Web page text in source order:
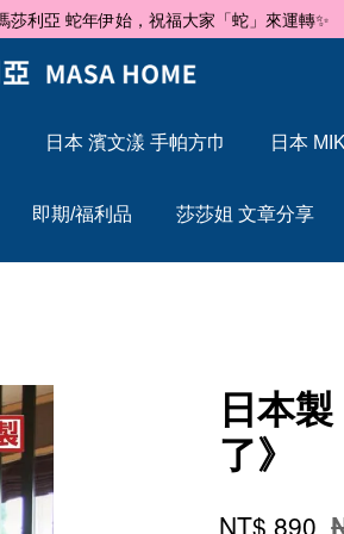
莎利亞 蛇年伊始，祝福大家「蛇」來運轉✨
日本 濱文漾 手帕方巾 日本
即期/福利品 莎莎姐 文章分享
日本
了》
NT$ 890
目前還是空的。